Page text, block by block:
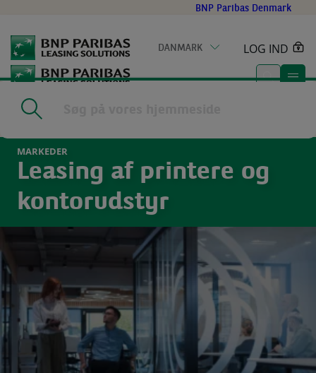
main
content
BNP Paribas Denmark
DANMARK LOG IND
Home
MARKEDER
Leasing af printere og
kontorudstyr